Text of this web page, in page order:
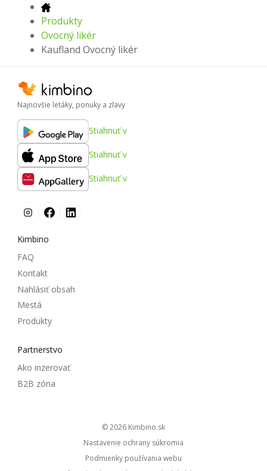
Produkty
Ovocný likér
Kaufland Ovocný likér
Najnovšie letáky, ponuky a zľavy
Stiahnuť v
Stiahnuť v
Stiahnuť v
Kimbino
FAQ
Kontakt
Nahlásiť obsah
Mestá
Produkty
Partnerstvo
Ako inzerovať
B2B zóna
© 2026
kimbino.sk
Nastavenie ochrany súkromia
Podmienky používania webu